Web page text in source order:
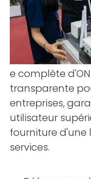
e complète
transparente
entreprises,
utilisateur
fourniture
services.